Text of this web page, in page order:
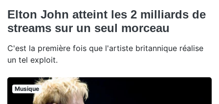
Elton John atteint les 2 milliards de
streams sur un seul morceau
C'est la première fois que l'artiste britannique réalise
un tel exploit.
Musique